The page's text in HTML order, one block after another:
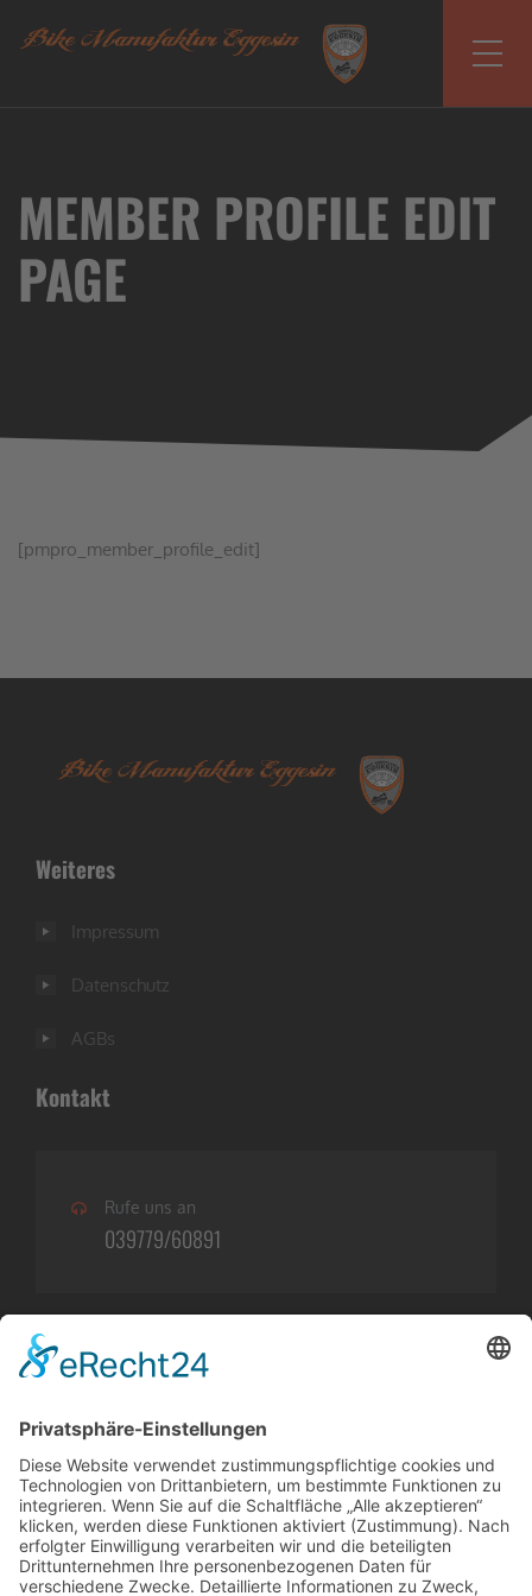
MEMBER PROFILE EDIT
PAGE
[pmpro_member_profile_edit]
Weiteres
Impressum
Datenschutz
AGBs
Kontakt
Rufe uns an
039779/60891
BÜRO
Montag-Freitag:
09:00 -18:00